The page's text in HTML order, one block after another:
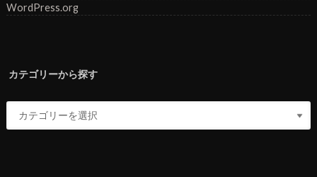
WordPress.org
カテゴリーから探す